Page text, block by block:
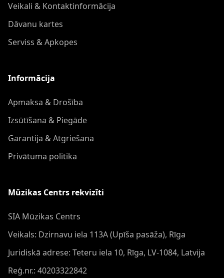
Veikali & Kontaktinformācija
Dāvanu kartes
Serviss & Apkopes
Informācija
Apmaksa & Drošība
Izsūtīšana & Piegāde
Garantija & Atgriešana
Privātuma politika
Mūzikas Centrs rekvizīti
SIA Mūzikas Centrs
Veikals: Dzirnavu iela 113A (Upīša pasāža), Rīga
Juridiskā adrese: Teteru iela 10, Rīga, LV-1084, Latvija
Reģ.nr.: 40203322842